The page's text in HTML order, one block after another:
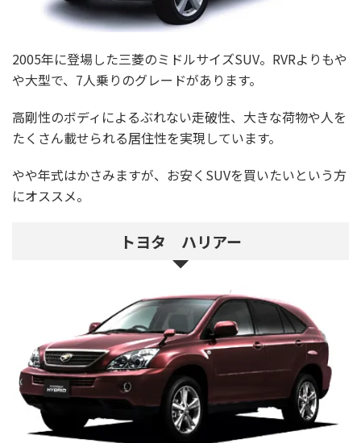
2005年に登場した三菱のミドルサイズSUV。RVRよりもや
や大型で、7人乗りのグレードがあります。
高剛性のボディによるぶれない走破性、大きな荷物や人を
たくさん載せられる居住性を実現しています。
やや年式はかさみますが、お安くSUVを買いたいという方
にオススメ。
トヨタ ハリアー